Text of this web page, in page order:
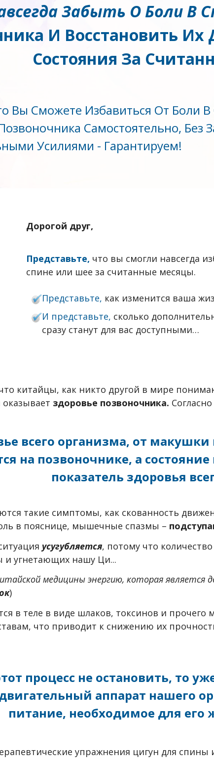
Забыть О Боли В
И Восстановить Их
Состояния За
Вы Сможете Избавиться От Боли
Самостоятельно, Без
Усилиями - Гарантируем!
Дорогой друг,
Представьте, что вы смогли навсегда
спине или шее за считанные месяцы.
Представьте, как изменится ваша
И представьте, сколько
сразу станут для вас доступными…
китайцы, как никто другой в мире
здоровье позвоночника.
всего организма, от
на позвоночнике, а
показатель здоровья
такие симптомы, как скованность
в пояснице, мышечные спазмы –
усугубляется, потому что
и угнетающих нашу Ци...
медицины энергию, которая является
)
в теле в виде шлаков, токсинов и прочего
что приводит к снижению их
процесс не остановить, то
аппарат нашего
питание, необходимое для его
упражнения цигун для спины